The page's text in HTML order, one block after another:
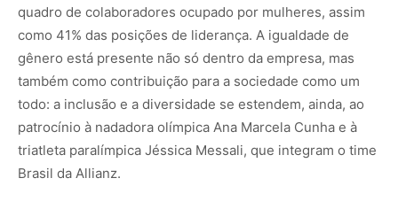
quadro de colaboradores ocupado por mulheres, assim
como 41% das posições de liderança. A igualdade de
gênero está presente não só dentro da empresa, mas
também como contribuição para a sociedade como um
todo: a inclusão e a diversidade se estendem, ainda, ao
patrocínio à nadadora olímpica Ana Marcela Cunha e à
triatleta paralímpica Jéssica Messali, que integram o time
Brasil da Allianz.